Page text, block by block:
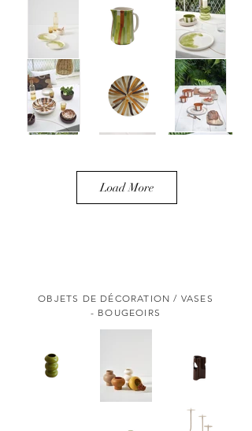
Load More
OBJETS DE DÉCORATION / VASES
- BOUGEOIRS